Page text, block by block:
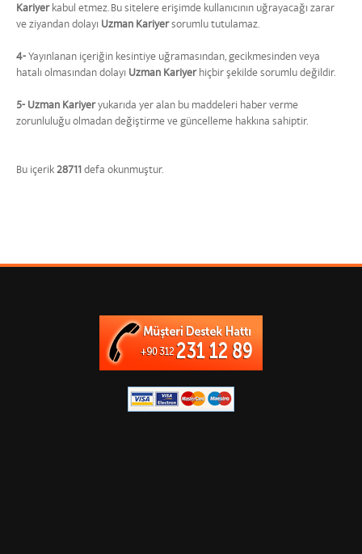
Kariyerkabul etmez. Bu sitelere erişimde kullanıcının uğrayacağı zarar
ve ziyandan dolayı Uzman Kariyersorumlu tutulamaz.
4-Yayınlanan içeriğin kesintiye uğramasından, gecikmesinden veya
hatalı olmasından dolayı Uzman Kariyerhiçbir şekilde sorumlu değildir.
5- Uzman Kariyeryukarıda yer alan bu maddeleri haber verme
zorunluluğu olmadan değiştirme ve güncelleme hakkına sahiptir.
Bu içerik28711defa okunmuştur.